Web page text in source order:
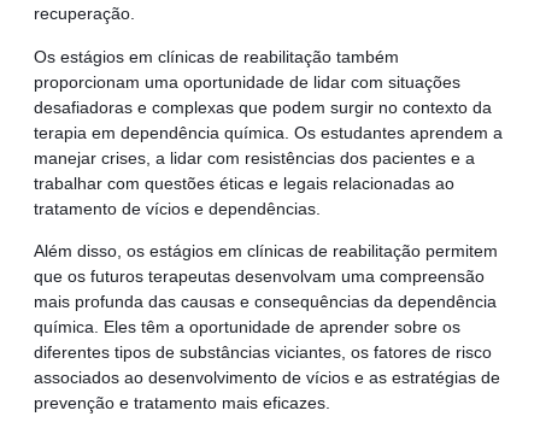
recuperação.
Os estágios em clínicas de reabilitação também
proporcionam uma oportunidade de lidar com situações
desafiadoras e complexas que podem surgir no contexto da
terapia em dependência química. Os estudantes aprendem a
manejar crises, a lidar com resistências dos pacientes e a
trabalhar com questões éticas e legais relacionadas ao
tratamento de vícios e dependências.
Além disso, os estágios em clínicas de reabilitação permitem
que os futuros terapeutas desenvolvam uma compreensão
mais profunda das causas e consequências da dependência
química. Eles têm a oportunidade de aprender sobre os
diferentes tipos de substâncias viciantes, os fatores de risco
associados ao desenvolvimento de vícios e as estratégias de
prevenção e tratamento mais eficazes.